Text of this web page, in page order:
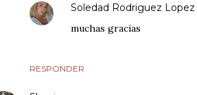
RESPONDER
Soledad Rodriguez Lopez
muchas gracias